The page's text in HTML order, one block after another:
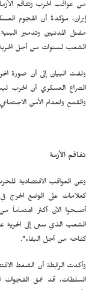
من عواقب الحرب وتفاقم
إيران، مؤكدةً أن الهجوم
مقتل المدنيين وتدمير
الشعب لسنوات من أجل الحرية
ولفت البيان إلى أن صورة
الصراع العسكري أن الحرب
والقمع وانعدام الأمن
تفاقم الأزمة
وعن العواقب الاقتصادية
كعلامات على الوضع الحرج
أصبحوا الآن أكثر
الشعب الذي سعى إلى الحرية
كفاحه من أجل البقاء".
وأكدت الرابطة أن الضغط
السلطات، قد عمق الفجوات